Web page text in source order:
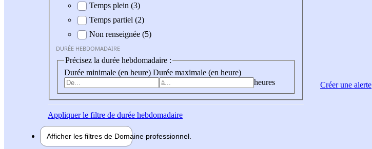
Durée hebdomadaire
Temps plein (3)
Temps partiel (2)
Non renseignée (5)
DURÉE HEBDOMADAIRE
Précisez la durée hebdomadaire :
Durée minimale (en heure) Durée maximale (en heure)
heures
Appliquerle filtre de durée hebdomadaire
Afficher les filtres de Domaine professionnel
Créer une alerte